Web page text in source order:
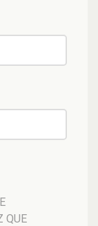
QUE